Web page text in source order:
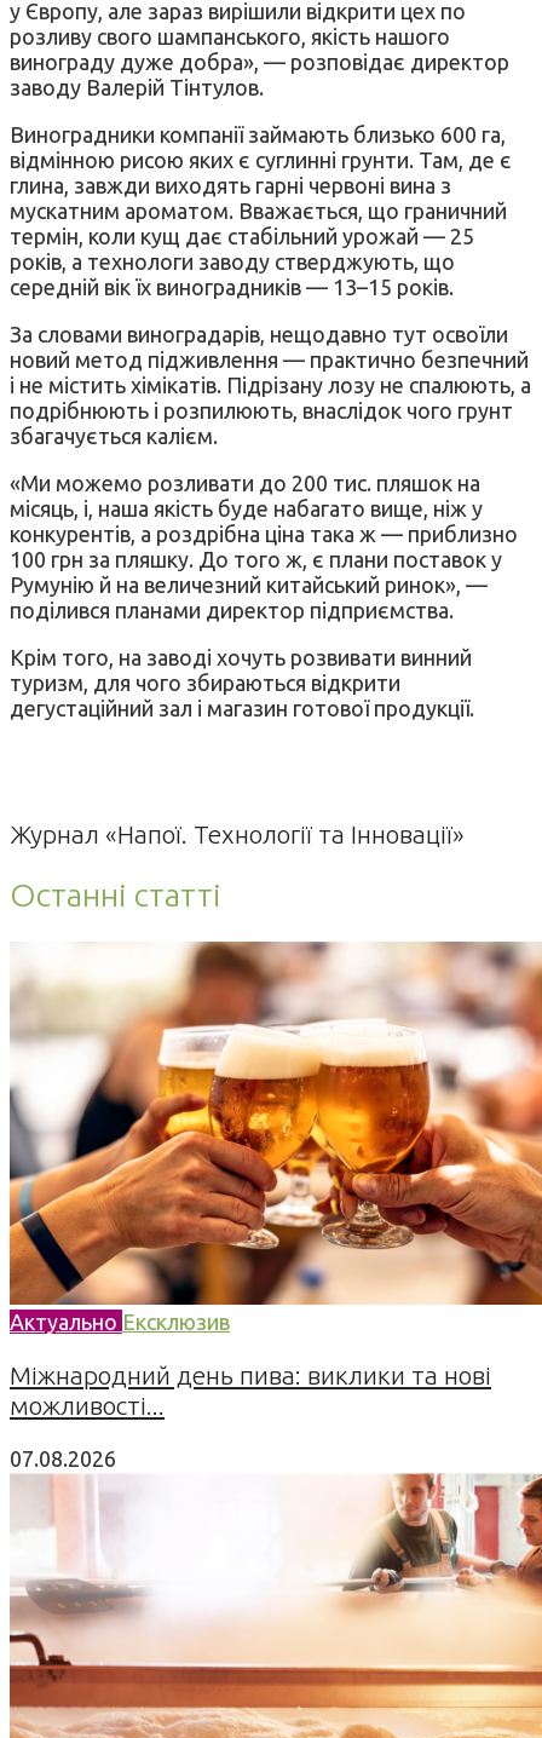
у Європу, але зараз вирішили відкрити цех по
розливу свого шампанського, якість нашого
винограду дуже добра», — розповідає директор
заводу Валерій Тінтулов.
Виноградники компанії займають близько 600 га,
відмінною рисою яких є суглинні грунти. Там, де є
глина, завжди виходять гарні червоні вина з
мускатним ароматом. Вважається, що граничний
термін, коли кущ дає стабільний урожай — 25
років, а технологи заводу стверджують, що
середній вік їх виноградників — 13–15 років.
За словами виноградарів, нещодавно тут освоїли
новий метод підживлення — практично безпечний
і не містить хімікатів. Підрізану лозу не спалюють, а
подрібнюють і розпилюють, внаслідок чого грунт
збагачується калієм.
«Ми можемо розливати до 200 тис. пляшок на
місяць, і, наша якість буде набагато вище, ніж у
конкурентів, а роздрібна ціна така ж — приблизно
100 грн за пляшку. До того ж, є плани поставок у
Румунію й на величезний китайський ринок», —
поділився планами директор підприємства.
Крім того, на заводі хочуть розвивати винний
туризм, для чого збираються відкрити
дегустаційний зал і магазин готової продукції.
Журнал «Напої. Технології та Інновації»
Останні статті
Актуально Ексклюзив
Міжнародний день пива: виклики та нові
можливості...
07.08.2026